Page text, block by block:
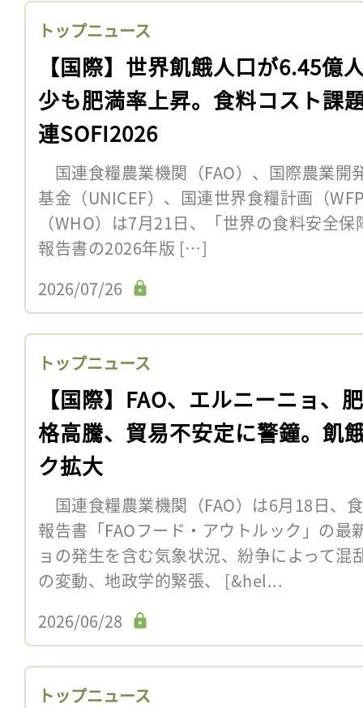
トップニュース
【国際】世界飢餓人口が6.45億
少も肥満率上昇。食料コスト課
連SOFI2026
国連食糧農業機関（FAO）、国際農業開
基金（UNICEF）、国連世界食糧計画（
（WHO）は7月21日、「世界の食料安全
報告書の2026年版 […]
2026/07/26
トップニュース
【国際】FAO、エルニーニョ、
格高騰、貿易不安定に警鐘。飢
ク拡大
国連食糧農業機関（FAO）は6月18日、
報告書「FAOフード・アウトルック」の最
ョの発生を含む気象状況、紛争によって
の変動、地政学的緊張、 [&hel...
2026/06/28
トップニュース